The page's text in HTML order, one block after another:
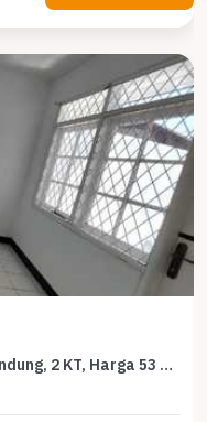
Kontrakan Murah di Arcamanik, Bandung, 2 KT, Harga 53 Juta /tahun